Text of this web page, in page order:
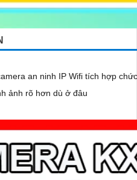
an ninh IP Wifi tích hợp chức
ảnh rõ hơn dù ở đâu